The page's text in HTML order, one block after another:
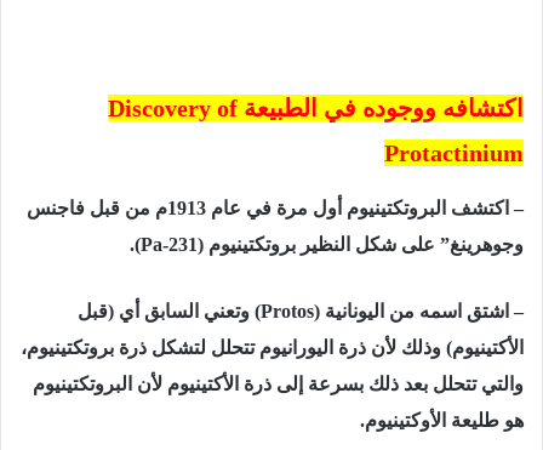
اكتشافه ووجوده في الطبيعة Discovery of
Protactinium
– اكتشف البروتكتينيوم أول مرة في عام 1913م من قبل فاجنس
وجوهرينغ” على شكل النظير بروتكتينيوم (Pa-231
).
– اشتق اسمه من اليونانية (Protos)
وتعني السابق أي (قبل
الأكتينيوم) وذلك لأن ذرة اليورانيوم تتحلل لتشكل ذرة بروتكتينيوم،
والتي تتحلل بعد ذلك بسرعة إلى ذرة الأكتينيوم لأن البروتكتينيوم
هو طليعة الأوكتينيوم.